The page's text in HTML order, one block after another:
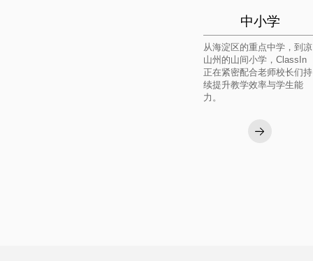
中小学
从海淀区的重点中学，到凉
山州的山间小学，ClassIn
正在紧密配合老师校长们持
续提升教学效率与学生能
力。